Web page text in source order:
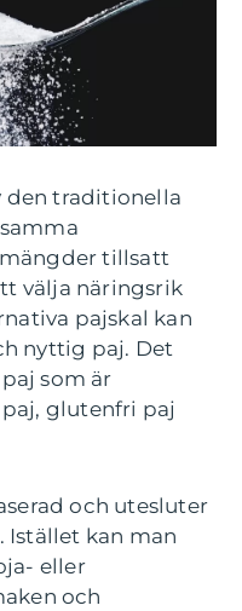
den traditionella
tillsatt
välja näringsrik
pajskal kan
nyttig paj. Det
som är
paj, glutenfri paj
och utesluter
kan man
eller
och